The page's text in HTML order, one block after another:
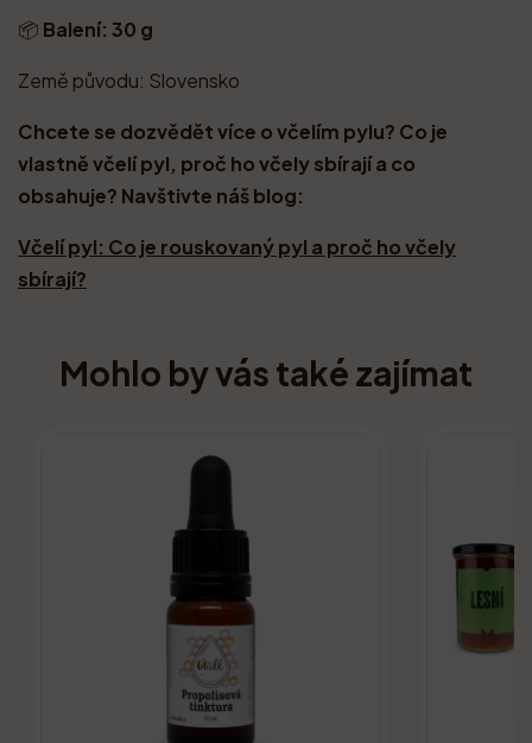
📦 Balení: 30 g
Země původu: Slovensko
Chcete se dozvědět více o včelím pylu? Co je
vlastně včelí pyl, proč ho včely sbírají a co
obsahuje? Navštivte náš blog:
Včelí pyl: Co je rouskovaný pyl a proč ho včely
sbírají?
Mohlo by vás také zajímat